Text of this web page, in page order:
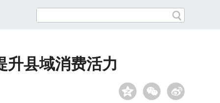
升县域消费活力